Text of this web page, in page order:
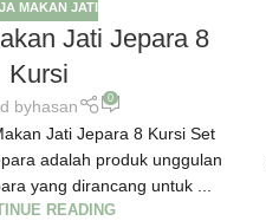
MAKAN JATI
Jati Jepara 8
Kursi
byhasan 0
Jati Jepara 8 Kursi Set
adalah produk unggulan
yang dirancang untuk ...
READING